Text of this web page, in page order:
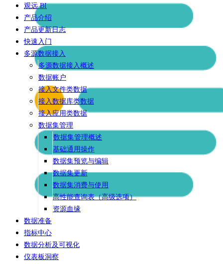
观远 BI
产品介绍
产品更新日志
快速入门
多源数据接入
多源数据接入概述
数据账户
接入文件类数据
接入数据库类数据
接入应用类数据
数据集管理
数据集管理概述
基础通用操作
数据集预览与编辑
数据集更新
数据集消费与使用
高性能查询表（高级选项）
资源血缘
数据准备
指标中心
数据分析及可视化
仪表板洞察